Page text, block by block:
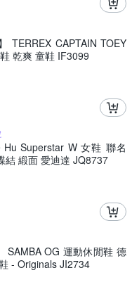
TERREX CAPTAIN TOEY
乾爽 童鞋 IF3099
Hu Superstar W 女鞋 聯名
結 緞面 愛迪達 JQ8737
SAMBA OG 運動休閒鞋 德
- Originals JI2734